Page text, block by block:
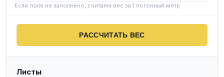
Если поле не заполнено, считаем вес за 1 погонный метр
РАССЧИТАТЬ ВЕС
Листы